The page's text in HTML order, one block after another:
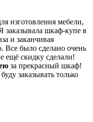
изготовления мебели,
шкаф-купе в
и заканчивая
было сделано очень
ещё скидку сделали!
за прекрасный шкаф!
заказывать только